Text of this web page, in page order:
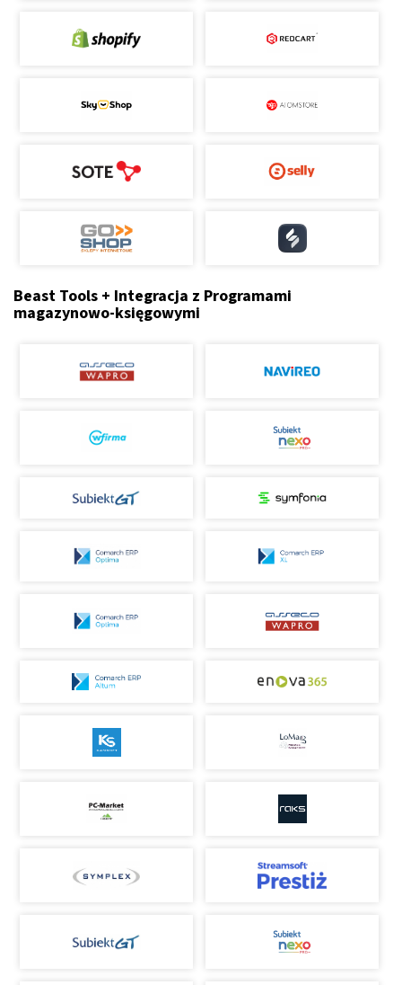
Beast Tools + Integracja z Programami
magazynowo-księgowymi